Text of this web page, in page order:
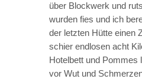
über Blockwerk und
wurden fies und ich
der letzten Hütte einen
schier endlosen acht
Hotelbett und Pommes
vor Wut und